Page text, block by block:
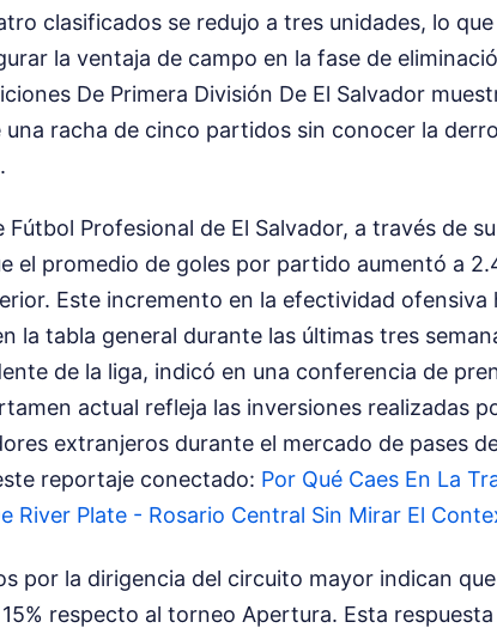
clasificados se redujo a tres unidades, lo
la ventaja de campo en la fase de
De Primera División De El Salvador
una racha de cinco partidos sin conocer la
Fútbol Profesional de El Salvador, a través de
el promedio de goles por partido aumentó a
Este incremento en la efectividad ofensiva
la tabla general durante las últimas tres
de la liga, indicó en una conferencia de
actual refleja las inversiones realizadas
extranjeros durante el mercado de pases
reportaje conectado: Por Qué Caes En La
River Plate - Rosario Central Sin Mirar El
por la dirigencia del circuito mayor indican
respecto al torneo Apertura. Esta